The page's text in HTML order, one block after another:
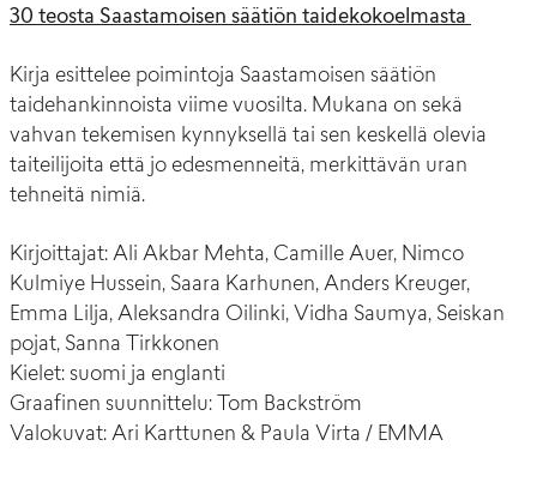
30 teosta Saastamoisen säätiön taidekokoelmasta
Kirja esittelee poimintoja Saastamoisen säätiön
taidehankinnoista viime vuosilta. Mukana on sekä
vahvan tekemisen kynnyksellä tai sen keskellä olevia
taiteilijoita että jo edesmenneitä, merkittävän uran
tehneitä nimiä.
Kirjoittajat: Ali Akbar Mehta, Camille Auer, Nimco
Kulmiye Hussein, Saara Karhunen, Anders Kreuger,
Emma Lilja, Aleksandra Oilinki, Vidha Saumya, Seiskan
pojat, Sanna Tirkkonen
Kielet: suomi ja englanti
Graafinen suunnittelu: Tom Backström
Valokuvat: Ari Karttunen & Paula Virta / EMMA